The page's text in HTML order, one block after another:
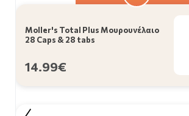
Moller's Total Plus Μουρουνέλαιο
28 Caps & 28 tabs
14.99€